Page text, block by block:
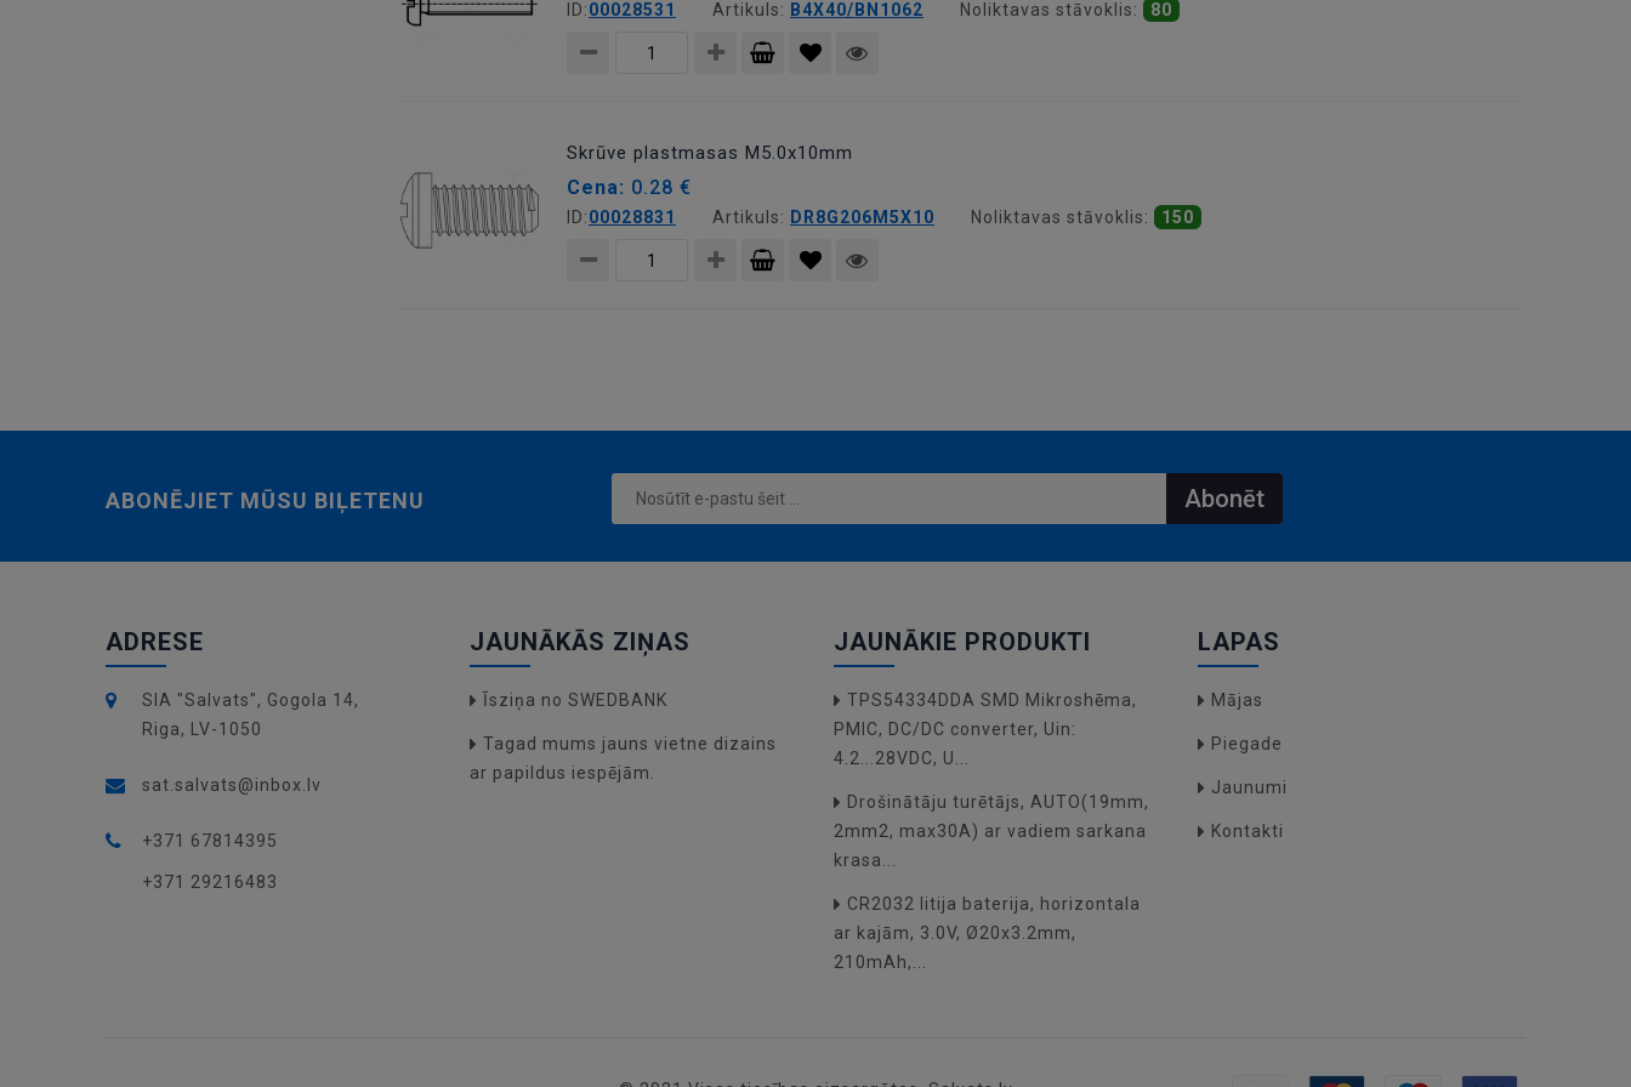
ID:00028531 Artikuls: B4X40/BN1062 Noliktavas stāvoklis: 80
Skrūve plastmasas M5.0x10mm
Cena: 0.28 €
ID:00028831 Artikuls: DR8G206M5X10 Noliktavas stāvoklis: 150
ABONĒJIET MŪSU BIĻETENU Abonēt
ADRESE
SIA "Salvats", Gogola 14,
Riga, LV-1050
sat.salvats@inbox.lv
+371 67814395
+371 29216483
JAUNĀKĀS ZIŅAS
Īsziņa no SWEDBANK
Tagad mums jauns vietne dizains
ar papildus iespējām.
JAUNĀKIE PRODUKTI
TPS54334DDA SMD Mikroshēma,
PMIC, DC/DC converter, Uin:
4.2...28VDC, U...
Drošinātāju turētājs, AUTO(19mm,
2mm2, max30A) ar vadiem sarkana
krasa...
CR2032 litija baterija, horizontala
ar kajām, 3.0V, Ø20x3.2mm,
210mAh,...
LAPAS
Mājas
Piegade
Jaunumi
Kontakti